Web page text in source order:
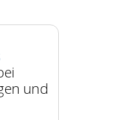
und